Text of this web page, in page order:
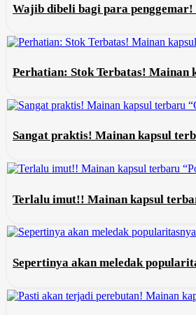
Wajib dibeli bagi para
Perhatian: Stok Terbatas! Mainan
Sangat praktis! Mainan kapsul
Terlalu imut!! Mainan kapsul
Sepertinya akan meledak